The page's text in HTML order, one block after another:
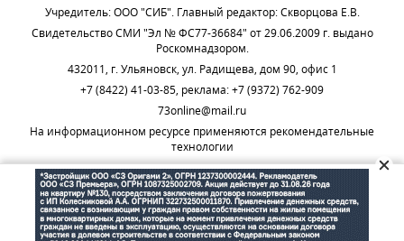
Учредитель: ООО "СИБ". Главный редактор: Скворцова Е.В.
Свидетельство СМИ "Эл № ФС77-36684" от 29.06.2009 г. выдано
Роскомнадзором.
432011, г. Ульяновск, ул. Радищева, дом 90, офис 1
+7 (8422) 41-03-85, реклама: +7 (9372) 762-909
73online@mail.ru
На информационном ресурсе применяются рекомендательные
технологии